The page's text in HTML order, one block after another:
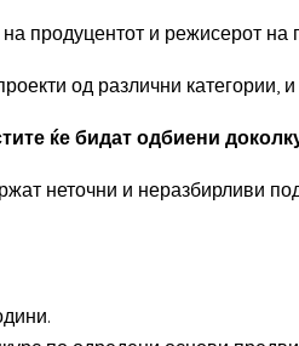
продуцентот и режисерот на
од различни категории, и
ќе бидат одбиени
неточни и неразбирливи